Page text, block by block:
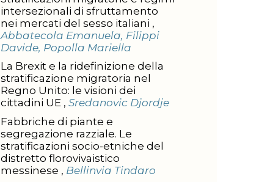
intersezionali di sfruttamento
nei mercati del sesso italiani ,
Abbatecola Emanuela, Filippi
Davide, Popolla Mariella
La Brexit e la ridefinizione della
stratificazione migratoria nel
Regno Unito: le visioni dei
cittadini UE ,Sredanovic Djordje
Fabbriche di piante e
segregazione razziale. Le
stratificazioni socio-etniche del
distretto florovivaistico
messinese , Bellinvia Tindaro